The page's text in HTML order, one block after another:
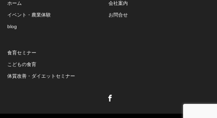
ホーム
イベント・農業体験
blog
会社案内
お問合せ
食育セミナー
こどもの食育
体質改善・ダイエットセミナー